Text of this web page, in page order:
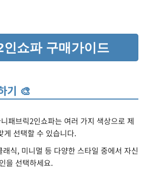
인쇼파 구매가이드
기 🎨
패브릭2인쇼파는 여러 가지 색상으로 제
게 선택할 수 있습니다.
식, 미니멀 등 다양한 스타일 중에서 자신
을 선택하세요.